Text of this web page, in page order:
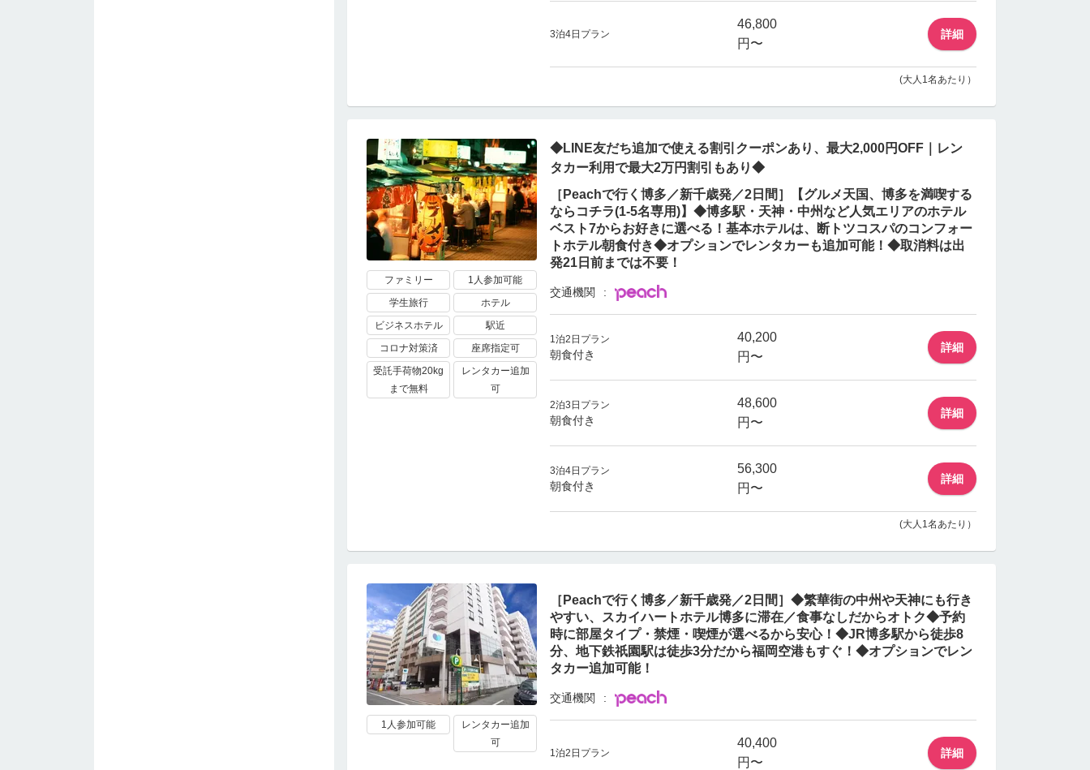
3泊4日プラン
46,800
円〜
詳細
(大人1名あたり）
ファミリー
1人参加可能
学生旅行
ホテル
ビジネスホテル
駅近
コロナ対策済
座席指定可
受託手荷物20kg
まで無料
レンタカー追加
可
◆LINE友だち追加で使える割引クーポンあり、最大2,000円OFF｜レン
タカー利用で最大2万円割引もあり◆
［Peachで行く博多／新千歳発／2日間］【グルメ天国、博多を満喫する
ならコチラ(1-5名専用)】◆博多駅・天神・中州など人気エリアのホテル
ベスト7からお好きに選べる！基本ホテルは、断トツコスパのコンフォー
トホテル朝食付き◆オプションでレンタカーも追加可能！◆取消料は出
発21日前までは不要！
交通機関
1泊2日プラン
朝食付き
40,200
円〜
詳細
2泊3日プラン
朝食付き
48,600
円〜
詳細
3泊4日プラン
朝食付き
56,300
円〜
詳細
(大人1名あたり）
1人参加可能
レンタカー追加
可
［Peachで行く博多／新千歳発／2日間］◆繁華街の中州や天神にも行き
やすい、スカイハートホテル博多に滞在／食事なしだからオトク◆予約
時に部屋タイプ・禁煙・喫煙が選べるから安心！◆JR博多駅から徒歩8
分、地下鉄祇園駅は徒歩3分だから福岡空港もすぐ！◆オプションでレン
タカー追加可能！
交通機関
1泊2日プラン
40,400
円〜
詳細